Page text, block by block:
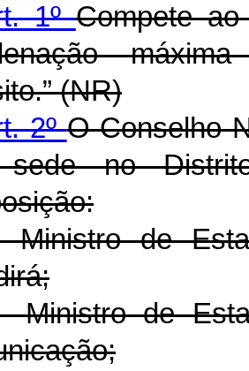
1ºCompete
(NR)
2ºO Conselho
sede no
de
Ministro de